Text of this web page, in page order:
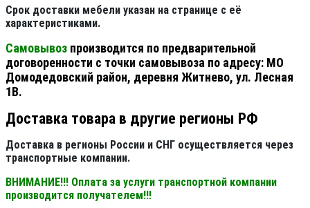
Срок доставки мебели указан на странице с её
характеристиками.
Самовывоз производится по предварительной
договоренности с точки самовывоза по адресу: МО
Домодедовский район, деревня Житнево, ул. Лесная
1В.
Доставка товара в другие регионы РФ
Доставка в регионы России и СНГ осуществляется через
транспортные компании.
ВНИМАНИЕ!!! Оплата за услуги транспортной компании
производится получателем!!!